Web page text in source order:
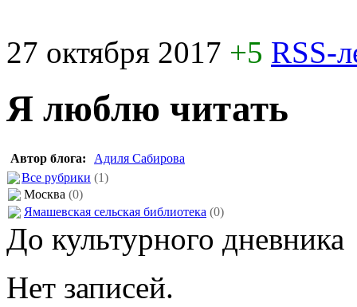
27 октября 2017 +5 RSS-
Я люблю читать
Автор блога:
Адиля Сабирова
Все рубрики (1)
Москва (0)
Ямашевская сельская библиотека (0)
До культурного дневника
Нет записей.